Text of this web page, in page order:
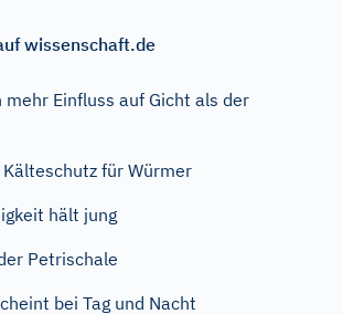
wissenschaft.de
mehr Einfluss auf Gicht als der
für Würmer
hält jung
Petrischale
bei Tag und Nacht